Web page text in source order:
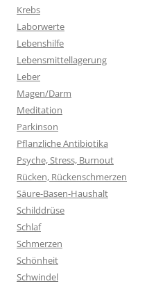
Krebs
Laborwerte
Lebenshilfe
Lebensmittellagerung
Leber
Magen/Darm
Meditation
Parkinson
Pflanzliche Antibiotika
Psyche, Stress, Burnout
Rücken, Rückenschmerzen
Säure-Basen-Haushalt
Schilddrüse
Schlaf
Schmerzen
Schönheit
Schwindel